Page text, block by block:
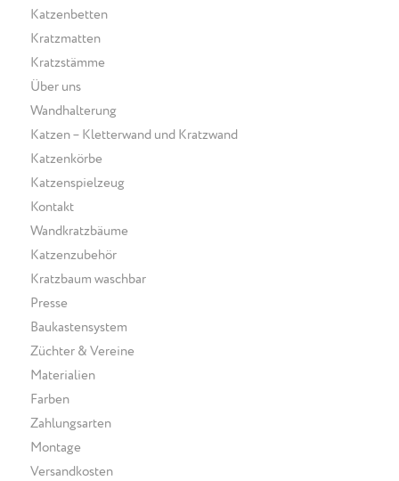
Katzenbetten
Kratzmatten
Kratzstämme
Über uns
Wandhalterung
Katzen – Kletterwand und Kratzwand
Katzenkörbe
Katzenspielzeug
Kontakt
Wandkratzbäume
Katzenzubehör
Kratzbaum waschbar
Presse
Baukastensystem
Züchter & Vereine
Materialien
Farben
Zahlungsarten
Montage
Versandkosten